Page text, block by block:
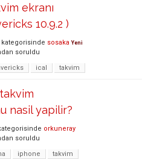
ekranı
10.9.2 )
kategorisinde sosaka Yeni
soruldu
ical takvim
nasil yapilir?
orkuneray
soruldu
iphone takvim